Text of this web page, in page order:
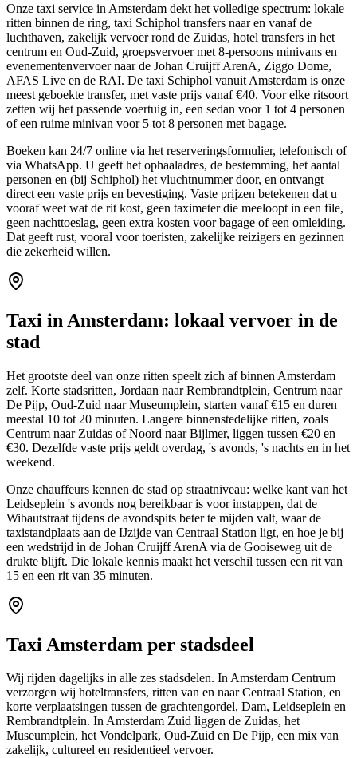
Onze taxi service in Amsterdam dekt het volledige spectrum: lokale
ritten binnen de ring, taxi Schiphol transfers naar en vanaf de
luchthaven, zakelijk vervoer rond de Zuidas, hotel transfers in het
centrum en Oud-Zuid, groepsvervoer met 8-persoons minivans en
evenementenvervoer naar de Johan Cruijff ArenA, Ziggo Dome,
AFAS Live en de RAI. De taxi Schiphol vanuit Amsterdam is onze
meest geboekte transfer, met vaste prijs vanaf €40. Voor elke ritsoort
zetten wij het passende voertuig in, een sedan voor 1 tot 4 personen
of een ruime minivan voor 5 tot 8 personen met bagage.
Boeken kan 24/7 online via het reserveringsformulier, telefonisch of
via WhatsApp. U geeft het ophaaladres, de bestemming, het aantal
personen en (bij Schiphol) het vluchtnummer door, en ontvangt
direct een vaste prijs en bevestiging. Vaste prijzen betekenen dat u
vooraf weet wat de rit kost, geen taximeter die meeloopt in een file,
geen nachttoeslag, geen extra kosten voor bagage of een omleiding.
Dat geeft rust, vooral voor toeristen, zakelijke reizigers en gezinnen
die zekerheid willen.
Taxi in Amsterdam: lokaal vervoer in de
stad
Het grootste deel van onze ritten speelt zich af binnen Amsterdam
zelf. Korte stadsritten, Jordaan naar Rembrandtplein, Centrum naar
De Pijp, Oud-Zuid naar Museumplein, starten vanaf €15 en duren
meestal 10 tot 20 minuten. Langere binnenstedelijke ritten, zoals
Centrum naar Zuidas of Noord naar Bijlmer, liggen tussen €20 en
€30. Dezelfde vaste prijs geldt overdag, 's avonds, 's nachts en in het
weekend.
Onze chauffeurs kennen de stad op straatniveau: welke kant van het
Leidseplein 's avonds nog bereikbaar is voor instappen, dat de
Wibautstraat tijdens de avondspits beter te mijden valt, waar de
taxistandplaats aan de IJzijde van Centraal Station ligt, en hoe je bij
een wedstrijd in de Johan Cruijff ArenA via de Gooiseweg uit de
drukte blijft. Die lokale kennis maakt het verschil tussen een rit van
15 en een rit van 35 minuten.
Taxi Amsterdam per stadsdeel
Wij rijden dagelijks in alle zes stadsdelen. In Amsterdam Centrum
verzorgen wij hoteltransfers, ritten van en naar Centraal Station, en
korte verplaatsingen tussen de grachtengordel, Dam, Leidseplein en
Rembrandtplein. In Amsterdam Zuid liggen de Zuidas, het
Museumplein, het Vondelpark, Oud-Zuid en De Pijp, een mix van
zakelijk, cultureel en residentieel vervoer.